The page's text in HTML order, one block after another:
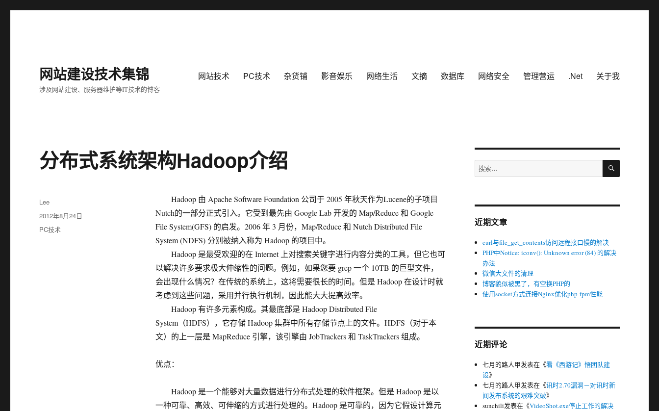
网站建设技术集锦
涉及网站建设、服务器维护等IT技术的博客
网站技术 PC技术 杂货铺 影音娱乐 网络生活 文摘 数据库 网络安全 管理营运 .Net 关于我
分布式系统架构Hadoop介绍
Hadoop 由 Apache Software Foundation 公司于 2005 年秋天作为Lucene的子项目
Nutch的一部分正式引入。它受到最先由 Google Lab 开发的 Map/Reduce 和 Google
File System(GFS) 的启发。2006 年 3 月份，Map/Reduce 和 Nutch Distributed File
System (NDFS) 分别被纳入称为 Hadoop 的项目中。
Hadoop 是最受欢迎的在 Internet 上对搜索关键字进行内容分类的工具，但它也可
以解决许多要求极大伸缩性的问题。例如，如果您要 grep 一个 10TB 的巨型文件，
会出现什么情况？在传统的系统上，这将需要很长的时间。但是 Hadoop 在设计时就
考虑到这些问题，采用并行执行机制，因此能大大提高效率。
Hadoop 有许多元素构成。其最底部是 Hadoop Distributed File
System（HDFS），它存储 Hadoop 集群中所有存储节点上的文件。HDFS（对于本
文）的上一层是 MapReduce 引擎，该引擎由 JobTrackers 和 TaskTrackers 组成。
优点：
Hadoop 是一个能够对大量数据进行分布式处理的软件框架。但是 Hadoop 是以
一种可靠、高效、可伸缩的方式进行处理的。Hadoop 是可靠的，因为它假设计算元
作
者
Lee
发
布
2012年8月24日
分
PC技术
搜
索：
搜
近期文章
curl与file_get_contents访问远程接口慢的解决
PHP中Notice: iconv(): Unknown error (84) 的解决
办法
微信大文件的清理
博客貌似被黑了，有空换PHP的
使用socket方式连接Nginx优化php-fpm性能
近期评论
七月的路人甲发表在《看《西游记》悟团队建
设》
七月的路人甲发表在《讯时2.70漏洞－对讯时新
闻发布系统的艰难突破》
sunchili发表在《VideoShot.exe停止工作的解决